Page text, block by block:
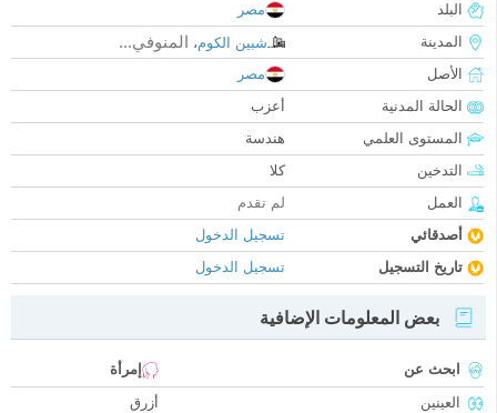
البلد
مصر
المدينة
شبين الكوم، المنوفي...
الأصل
مصر
الحالة المدنية
أعزب
المستوى العلمي
هندسة
التدخين
كلا
العمل
لم تقدم
أصدقائي
تسجيل الدخول
تاريخ التسجيل
تسجيل الدخول
بعض المعلومات الإضافية
ابحث عن
إمرأة
العينين
أزرق